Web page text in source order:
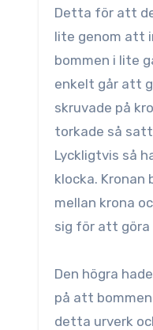
Detta för att
lite genom att
bommen i lite
enkelt går att
skruvade på
torkade så
Lyckligtvis så
klocka.
mellan krona
sig för att
Den högra
på att
detta urverk